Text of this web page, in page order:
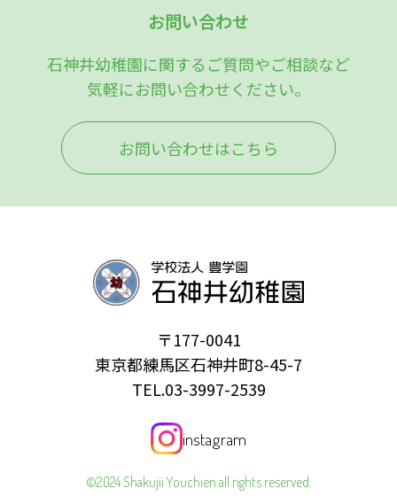
お問い合わせ
石神井幼稚園に関するご質問やご相談など
気軽にお問い合わせください。
お問い合わせはこちら
〒177-0041
東京都練馬区石神井町8-45-7
TEL.03-3997-2539
instagram
©2024 Shakujii Youchien all rights reserved.